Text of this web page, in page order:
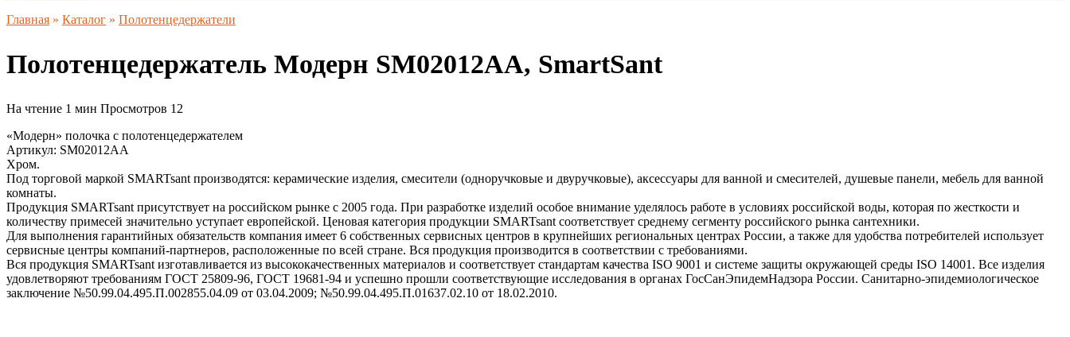
Главная » Каталог » Полотенцедержатели
Полотенцедержатель Модерн SM02012AA, SmartSant
На чтение 1 мин Просмотров 12
«Модерн» полочка с полотенцедержателем
Артикул: SM02012AA
Хром.
Под торговой маркой SMARTsant производятся: керамические изделия, смесители (одноручковые и двуручковые), аксессуары для ванной и смесителей, душевые панели, мебель для ванной
комнаты.
Продукция SMARTsant присутствует на российском рынке с 2005 года. При разработке изделий особое внимание уделялось работе в условиях российской воды, которая по жесткости и
количеству примесей значительно уступает европейской. Ценовая категория продукции SMARTsant соответствует среднему сегменту российского рынка сантехники.
Для выполнения гарантийных обязательств компания имеет 6 собственных сервисных центров в крупнейших региональных центрах России, а также для удобства потребителей использует
сервисные центры компаний-партнеров, расположенные по всей стране. Вся продукция производится в соответствии с требованиями.
Вся продукция SMARTsant изготавливается из высококачественных материалов и соответствует стандартам качества ISO 9001 и системе защиты окружающей среды ISO 14001. Все изделия
удовлетворяют требованиям ГОСТ 25809-96, ГОСТ 19681-94 и успешно прошли соответствующие исследования в органах ГосСанЭпидемНадзора России. Санитарно-эпидемиологическое
заключение №50.99.04.495.П.002855.04.09 от 03.04.2009; №50.99.04.495.П.01637.02.10 от 18.02.2010.